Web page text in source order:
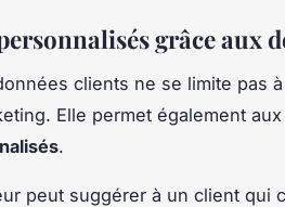
grâce aux
clients ne se limite pas
Elle permet également
.
peut suggérer à un client qui